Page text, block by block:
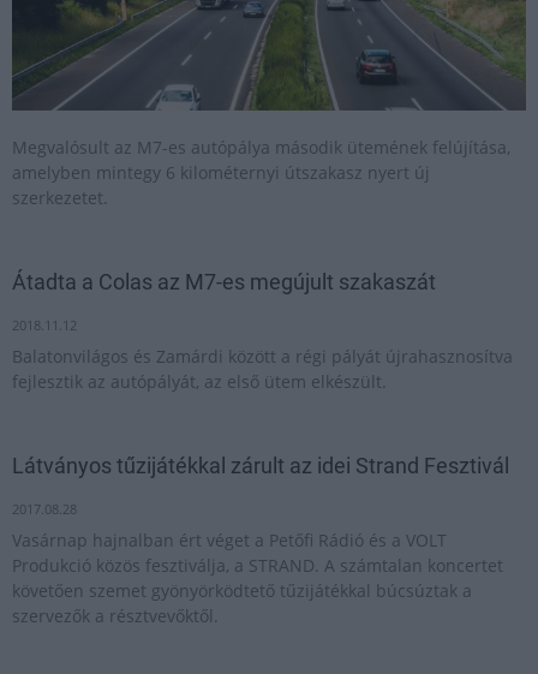
Megvalósult az M7-es autópálya második ütemének felújítása,
amelyben mintegy 6 kilométernyi útszakasz nyert új
szerkezetet.
Átadta a Colas az M7-es megújult szakaszát
2018.11.12
Balatonvilágos és Zamárdi között a régi pályát újrahasznosítva
fejlesztik az autópályát, az első ütem elkészült.
Látványos tűzijátékkal zárult az idei Strand Fesztivál
2017.08.28
Vasárnap hajnalban ért véget a Petőfi Rádió és a VOLT
Produkció közös fesztiválja, a STRAND. A számtalan koncertet
követően szemet gyönyörködtető tűzijátékkal búcsúztak a
szervezők a résztvevőktől.